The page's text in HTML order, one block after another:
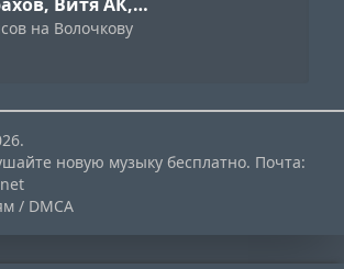
на Волочкову
новую музыку бесплатно. Почта:
/ DMCA